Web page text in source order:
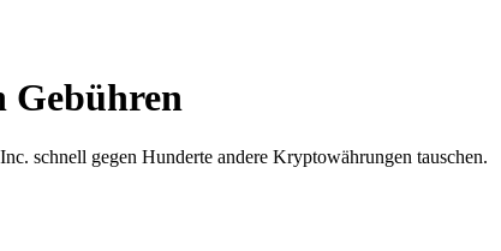
Gebühren
schnell gegen Hunderte andere Kryptowährungen tauschen.